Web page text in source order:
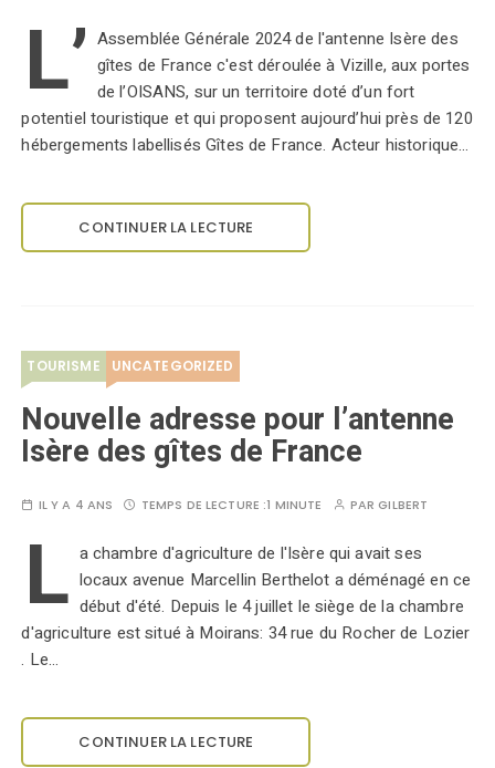
L’ Assemblée Générale 2024 de l'antenne Isère des
gîtes de France c'est déroulée à Vizille, aux portes
de l’OISANS, sur un territoire doté d’un fort
potentiel touristique et qui proposent aujourd’hui près de 120
hébergements labellisés Gîtes de France. Acteur historique…
CONTINUER LA LECTURE
TOURISME UNCATEGORIZED
Nouvelle adresse pour l’antenne
Isère des gîtes de France
IL Y A 4 ANS TEMPS DE LECTURE :1 MINUTE PARGILBERT
L a chambre d'agriculture de l'Isère qui avait ses
locaux avenue Marcellin Berthelot a déménagé en ce
début d'été. Depuis le 4 juillet le siège de la chambre
d'agriculture est situé à Moirans: 34 rue du Rocher de Lozier
. Le…
CONTINUER LA LECTURE